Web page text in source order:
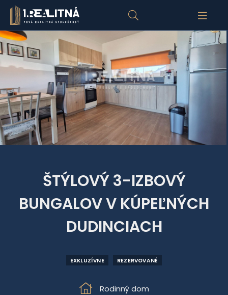
ŠTÝLOVÝ 3-IZBOVÝ
BUNGALOV V KÚPEĽNÝCH
DUDINCIACH
EXKLUZÍVNE REZERVOVANÉ
Rodinný dom